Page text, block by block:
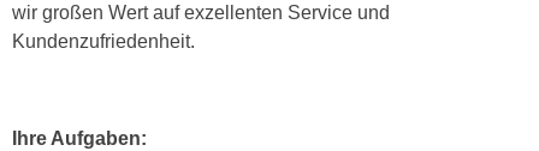
wir großen Wert auf exzellenten Service und
Kundenzufriedenheit.
Ihre Aufgaben: